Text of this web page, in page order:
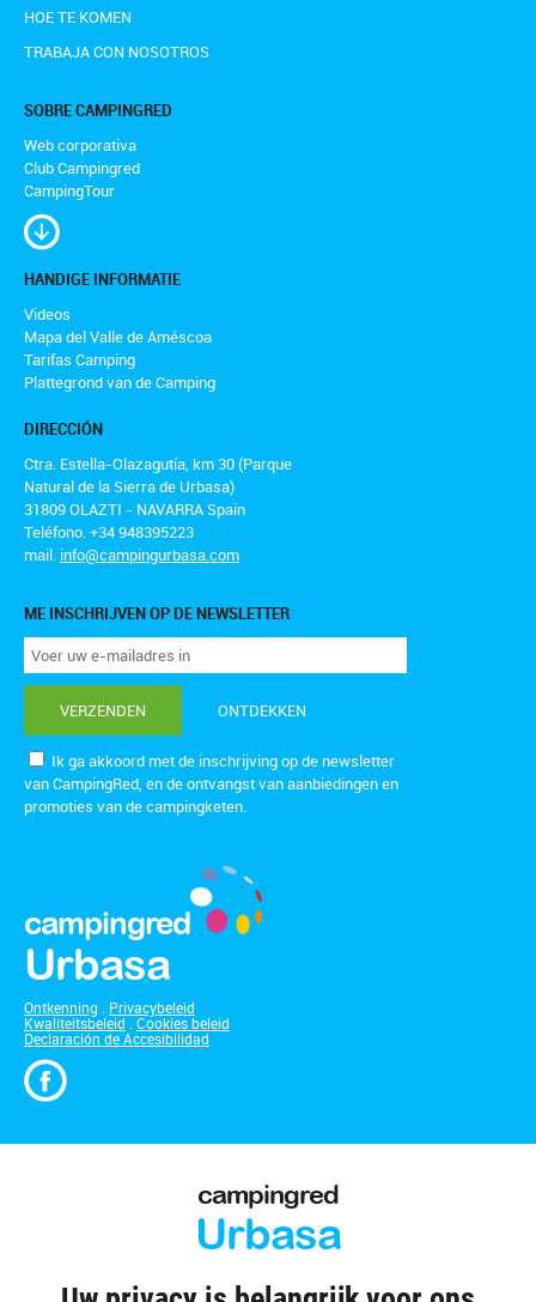
HOE TE KOMEN
TRABAJA CON NOSOTROS
SOBRE CAMPINGRED
Web corporativa
Club Campingred
CampingTour
HANDIGE INFORMATIE
Videos
Mapa del Valle de Améscoa
Tarifas Camping
Plattegrond van de Camping
DIRECCIÓN
Ctra. Estella-Olazagutía, km 30 (Parque
Natural de la Sierra de Urbasa)
31809 OLAZTI - NAVARRA Spain
Teléfono. +34 948395223
mail. info@campingurbasa.com
ME INSCHRIJVEN OP DE NEWSLETTER
VERZENDEN ONTDEKKEN
Ik ga akkoord met de inschrijving op de newsletter
van CampingRed, en de ontvangst van aanbiedingen en
promoties van de campingketen.
campingred
Urbasa
Ontkenning
Privacybeleid
Kwaliteitsbeleid
Cookies beleid
Declaración de Accesibilidad
campingred
Urbasa